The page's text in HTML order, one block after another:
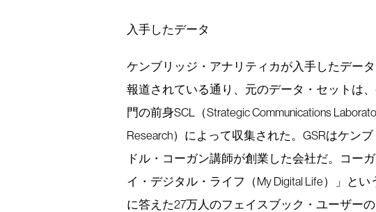
入手したデータ
ケンブリッジ・アナリティカが入手したデー
報道されている通り、元のデータ・セットは
門の前身SCL（Strategic Communications
Research）によって収集された。GSRはケン
ドル・コーガン講師が創業した会社だ。コー
イ・デジタル・ライフ（My Digital Life）」と
に答えた27万人のフェイスブック・ユーザー